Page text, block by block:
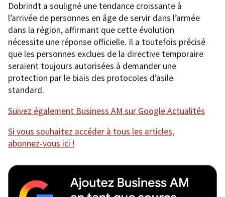
Dobrindt a souligné une tendance croissante à
l’arrivée de personnes en âge de servir dans l’armée
dans la région, affirmant que cette évolution
nécessite une réponse officielle. Il a toutefois précisé
que les personnes exclues de la directive temporaire
seraient toujours autorisées à demander une
protection par le biais des protocoles d’asile
standard.
Suivez également Business AM sur Google Actualités
Si vous souhaitez accéder à tous les articles,
abonnez-vous ici !